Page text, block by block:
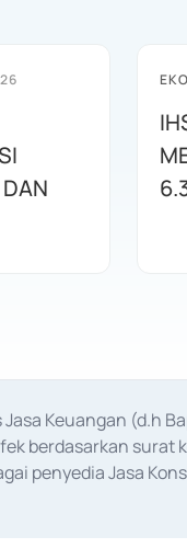
Keuangan (d.h
berdasarkan
penyedia Jasa